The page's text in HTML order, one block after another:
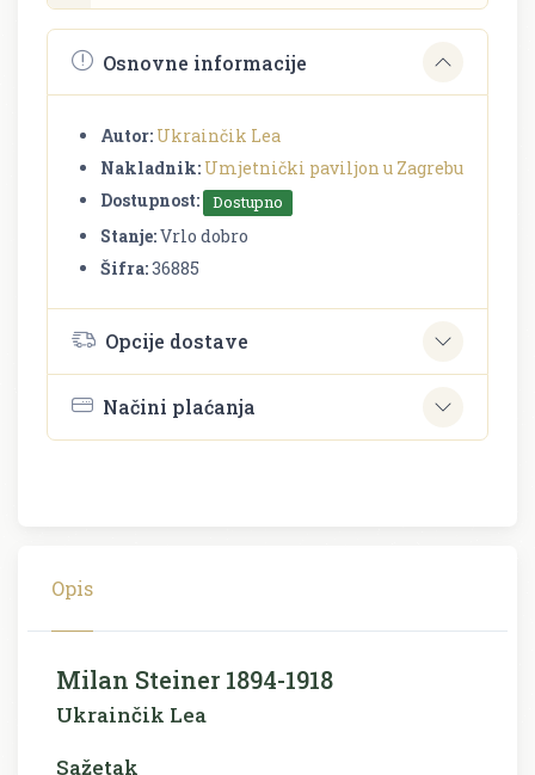
Osnovne informacije
Autor: Ukrainčik Lea
Nakladnik: Umjetnički paviljon u Zagrebu
Dostupnost:
Dostupno
Stanje:Vrlo dobro
Šifra:36885
Opcije dostave
Načini plaćanja
Opis
Milan Steiner 1894-1918
Ukrainčik Lea
Sažetak